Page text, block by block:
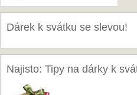
Dárek k svátku se slevou!
Najisto: Tipy na dárky k